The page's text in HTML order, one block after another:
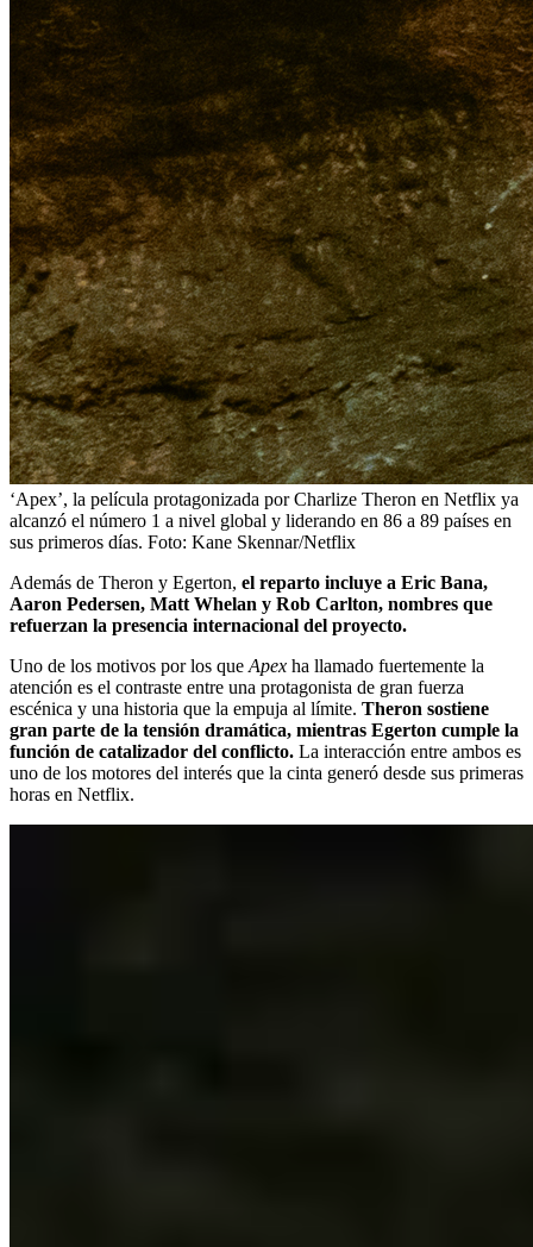
‘Apex’, la película protagonizada por Charlize Theron en Netflix ya
alcanzó el número 1 a nivel global y liderando en 86 a 89 países en
sus primeros días. Foto: Kane Skennar/Netflix
Además de Theron y Egerton, el reparto incluye a Eric Bana,
Aaron Pedersen, Matt Whelan y Rob Carlton, nombres que
refuerzan la presencia internacional del proyecto.
Uno de los motivos por los que Apex ha llamado fuertemente la
atención es el contraste entre una protagonista de gran fuerza
escénica y una historia que la empuja al límite. Theron sostiene
gran parte de la tensión dramática, mientras Egerton cumple la
función de catalizador del conflicto. La interacción entre ambos es
uno de los motores del interés que la cinta generó desde sus primeras
horas en Netflix.